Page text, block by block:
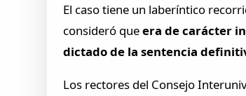
El caso tiene un laberíntico
consideró queera de carácter
dictado de la sentencia
Los rectores del Consejo